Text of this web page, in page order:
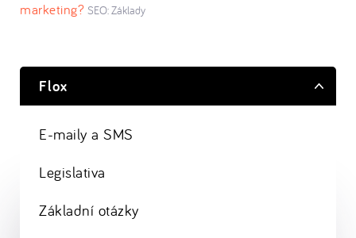
marketing? SEO: Základy
Flox
E-maily a SMS
Legislativa
Základní otázky